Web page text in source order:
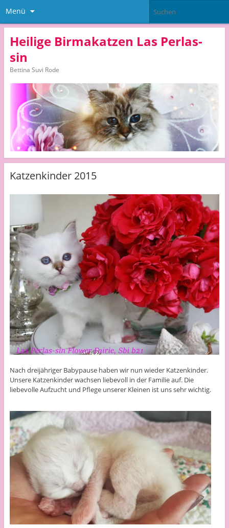
Menü
Heilige Birmakatzen Las Perlas-
sin
Bettina Suvi Rode
Katzenkinder 2015
Nach dreijähriger Babypause haben wir nun wieder Katzenkinder.
Unsere Katzenkinder wachsen liebevoll in der Familie auf. Die
liebevolle Aufzucht und Pflege unserer Kleinen ist uns sehr wichtig.